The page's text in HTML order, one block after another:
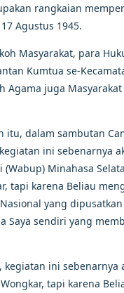
rangkaian
Agustus 1945.
Masyarakat, para
Kumtua se-
Agama juga Masyarakat
itu, dalam sambutan
ini sebenarnya
(Wabup) Minahasa
tapi karena Beliau
yang
Saya sendiri yang
kegiatan ini sebenarnya
tapi karena